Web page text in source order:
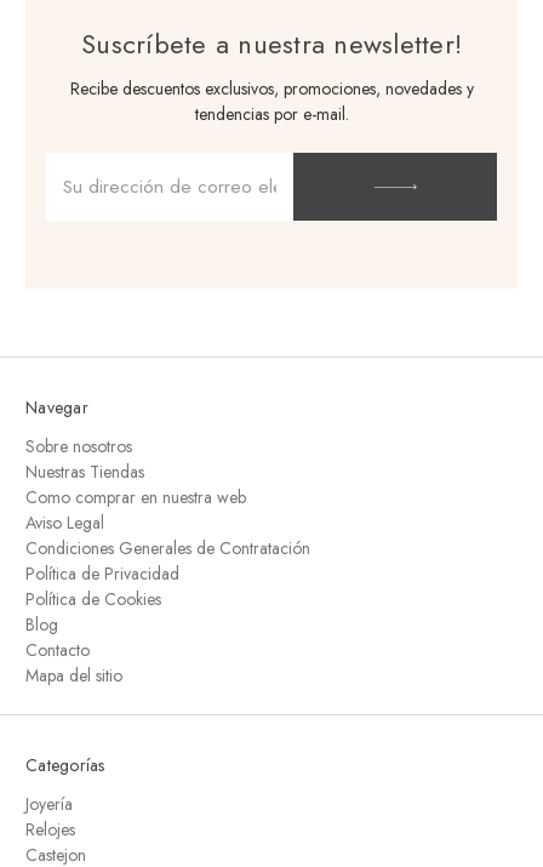
Suscríbete a nuestra newsletter!
Recibe descuentos exclusivos, promociones, novedades y
tendencias por e-mail.
de
correo
Navegar
Sobre nosotros
Nuestras Tiendas
Como comprar en nuestra web
Aviso Legal
Condiciones Generales de Contratación
Política de Privacidad
Política de Cookies
Blog
Contacto
Mapa del sitio
Categorías
Joyería
Relojes
Castejon